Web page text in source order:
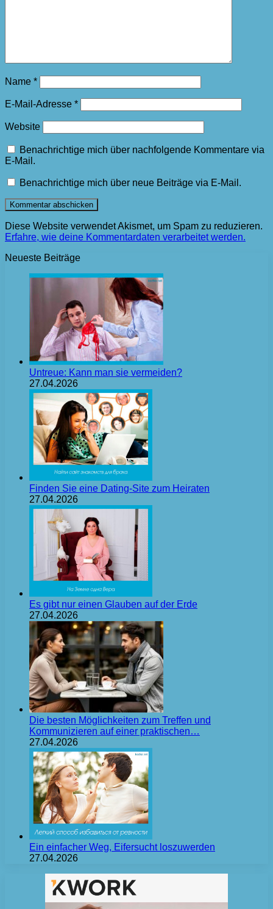
Name *
E-Mail-Adresse *
Website
Benachrichtige mich über nachfolgende Kommentare via
E-Mail.
Benachrichtige mich über neue Beiträge via E-Mail.
Diese Website verwendet Akismet, um Spam zu reduzieren.
Erfahre, wie deine Kommentardaten verarbeitet werden.
Neueste Beiträge
Untreue: Kann man sie vermeiden?
27.04.2026
Finden Sie eine Dating-Site zum Heiraten
27.04.2026
Es gibt nur einen Glauben auf der Erde
27.04.2026
Die besten Möglichkeiten zum Treffen und
Kommunizieren auf einer praktischen…
27.04.2026
Ein einfacher Weg, Eifersucht loszuwerden
27.04.2026